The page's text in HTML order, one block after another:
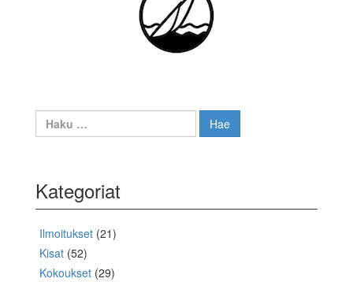
Haku:
Kategoriat
Ilmoitukset (21)
Kisat (52)
Kokoukset (29)